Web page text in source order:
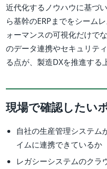
近代化するノウハウに基づ
ら基幹のERPまでをシーム
ォーマンスの可視化だけで
のデータ連携やセキュリテ
る点が、製造DXを推進する
現場で確認したい
自社の生産管理システム
イムに連携できているか
レガシーシステムのクラ